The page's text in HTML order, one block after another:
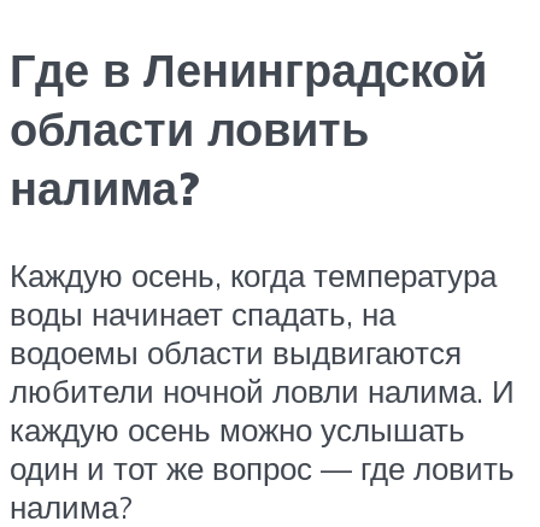
Где в Ленинградской
области ловить
налима?
Каждую осень, когда температура
воды начинает спадать, на
водоемы области выдвигаются
любители ночной ловли налима. И
каждую осень можно услышать
один и тот же вопрос — где ловить
налима?